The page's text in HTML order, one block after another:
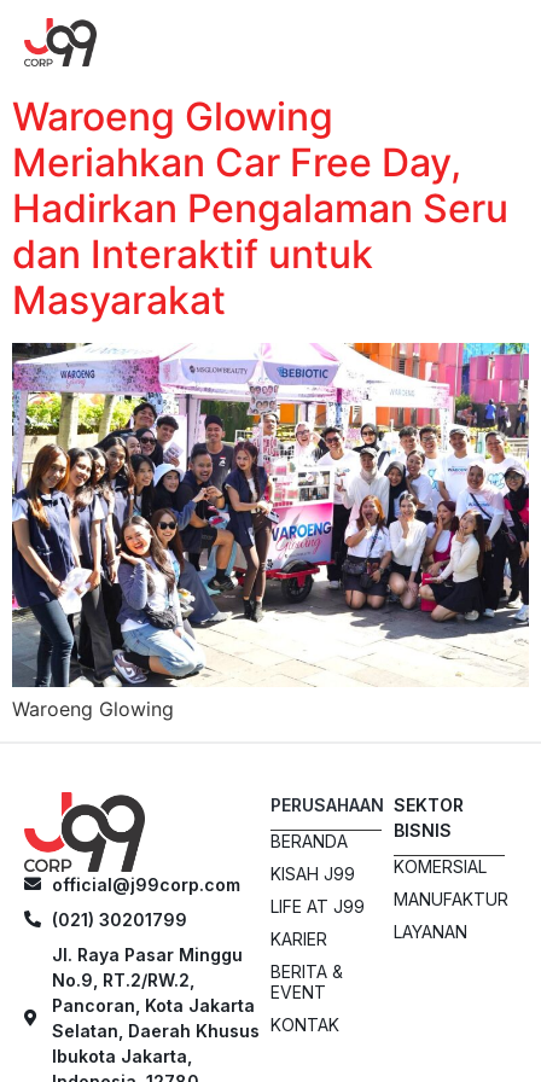
Waroeng Glowing
Meriahkan Car Free Day,
Hadirkan Pengalaman Seru
dan Interaktif untuk
Masyarakat
Waroeng Glowing
official@j99corp.com
(021) 30201799
Jl. Raya Pasar Minggu
No.9, RT.2/RW.2,
Pancoran, Kota Jakarta
Selatan, Daerah Khusus
Ibukota Jakarta,
PERUSAHAAN
BERANDA
KISAH J99
LIFE AT J99
KARIER
BERITA &
EVENT
KONTAK
SEKTOR
BISNIS
KOMERSIAL
MANUFAKTUR
LAYANAN